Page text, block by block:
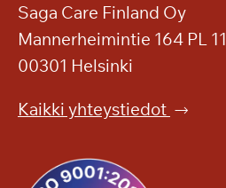
Saga Care Finland Oy
Mannerheimintie 164 PL 11
00301 Helsinki
Kaikki yhteystiedot